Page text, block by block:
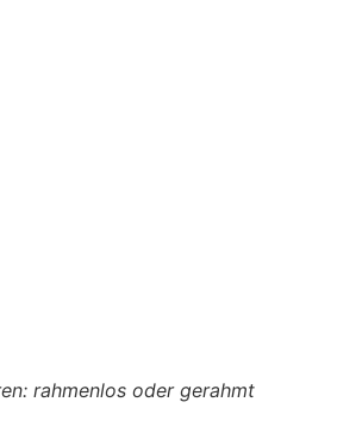
rahmenlos oder gerahmt